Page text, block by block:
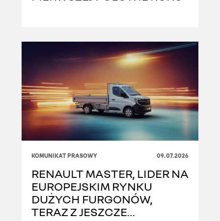
KOMUNIKAT PRASOWY 09.07.2026
RENAULT MASTER, LIDER NA
EUROPEJSKIM RYNKU
DUŻYCH FURGONÓW,
TERAZ Z JESZCZE